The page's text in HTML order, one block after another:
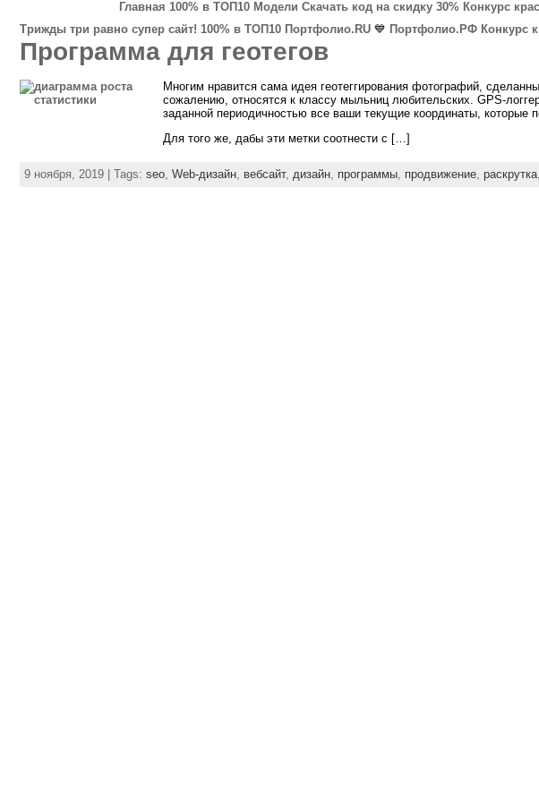
Главная 100% в ТОП10 Модели Скачать код на скидку 30% Конкурс
Трижды три равно супер сайт! 100% в ТОП10 Портфолио.RU💙 Портфолио.РФ Конкурс
Программа для геотегов
Многим нравится сама идея геотеггирования фотографий,
сожалению, относятся к классу мыльниц любительских. GPS-
заданной периодичностью все ваши текущие координаты, которые
Для того же, дабы эти метки соотнести с […]
9 ноября, 2019 | Tags: seo, Web-дизайн, вебсайт, дизайн, программы, продвижение, раскрутка,